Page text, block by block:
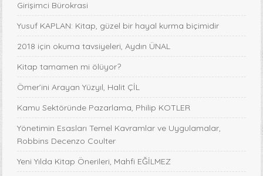
Girişimci Bürokrasi
Yusuf KAPLAN: Kitap, güzel bir hayal kurma biçimidir
2018 için okuma tavsiyeleri, Aydın ÜNAL
Kitap tamamen mi ölüyor?
Ömer’ini Arayan Yüzyıl, Halit ÇİL
Kamu Sektöründe Pazarlama, Philip KOTLER
Yönetimin Esasları Temel Kavramlar ve Uygulamalar,
Robbins Decenzo Coulter
Yeni Yılda Kitap Önerileri, Mahfi EĞİLMEZ